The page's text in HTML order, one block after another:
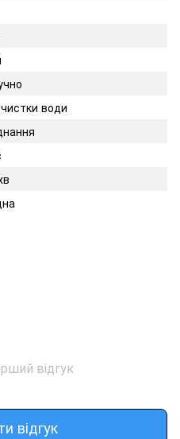
води
відгук
відгук